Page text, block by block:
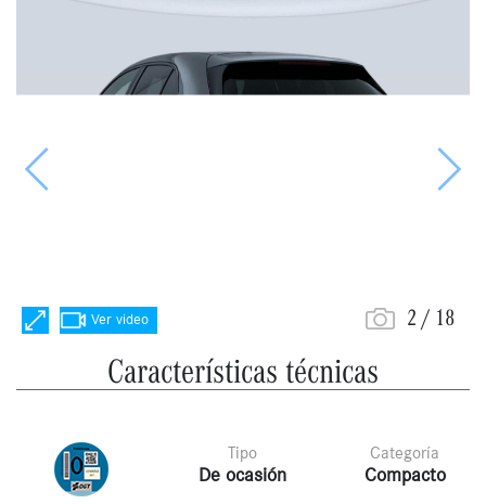
Ver video 2 / 18
Anterior
Características técnicas
Tipo
De ocasión
Categoría
Compacto